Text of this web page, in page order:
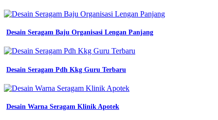
grosir
seragam
jual
seragam
dongker
navy
seragam
seragam
Desain Seragam Baju Organisasi Lengan Panjang
Desain Seragam Pdh Kkg Guru Terbaru
Desain Warna Seragam Klinik Apotek